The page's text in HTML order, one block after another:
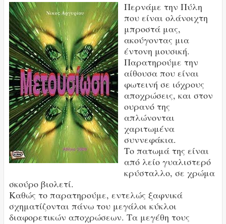
Περνάμε την Πύλη
που είναι ολάνοιχτη
μπροστά μας,
ακούγοντας μια
έντονη μουσική.
Παρατηρούμε την
αίθουσα που είναι
φωτεινή σε ιόχρους
αποχρώσεις, και στον
ουρανό της
απλώνονται
χαριτωμένα
συννεφάκια.
Το πατωμά της είναι
από λείο γυαλιστερό
κρύσταλλο, σε χρώμα
σκούρο βιολετί.
Καθώς το παρατηρούμε, εντελώς ξαφνικά
σχηματίζονται πάνω του μεγάλοι κύκλοι
διαφορετικών αποχρώσεων. Τα μεγέθη τους